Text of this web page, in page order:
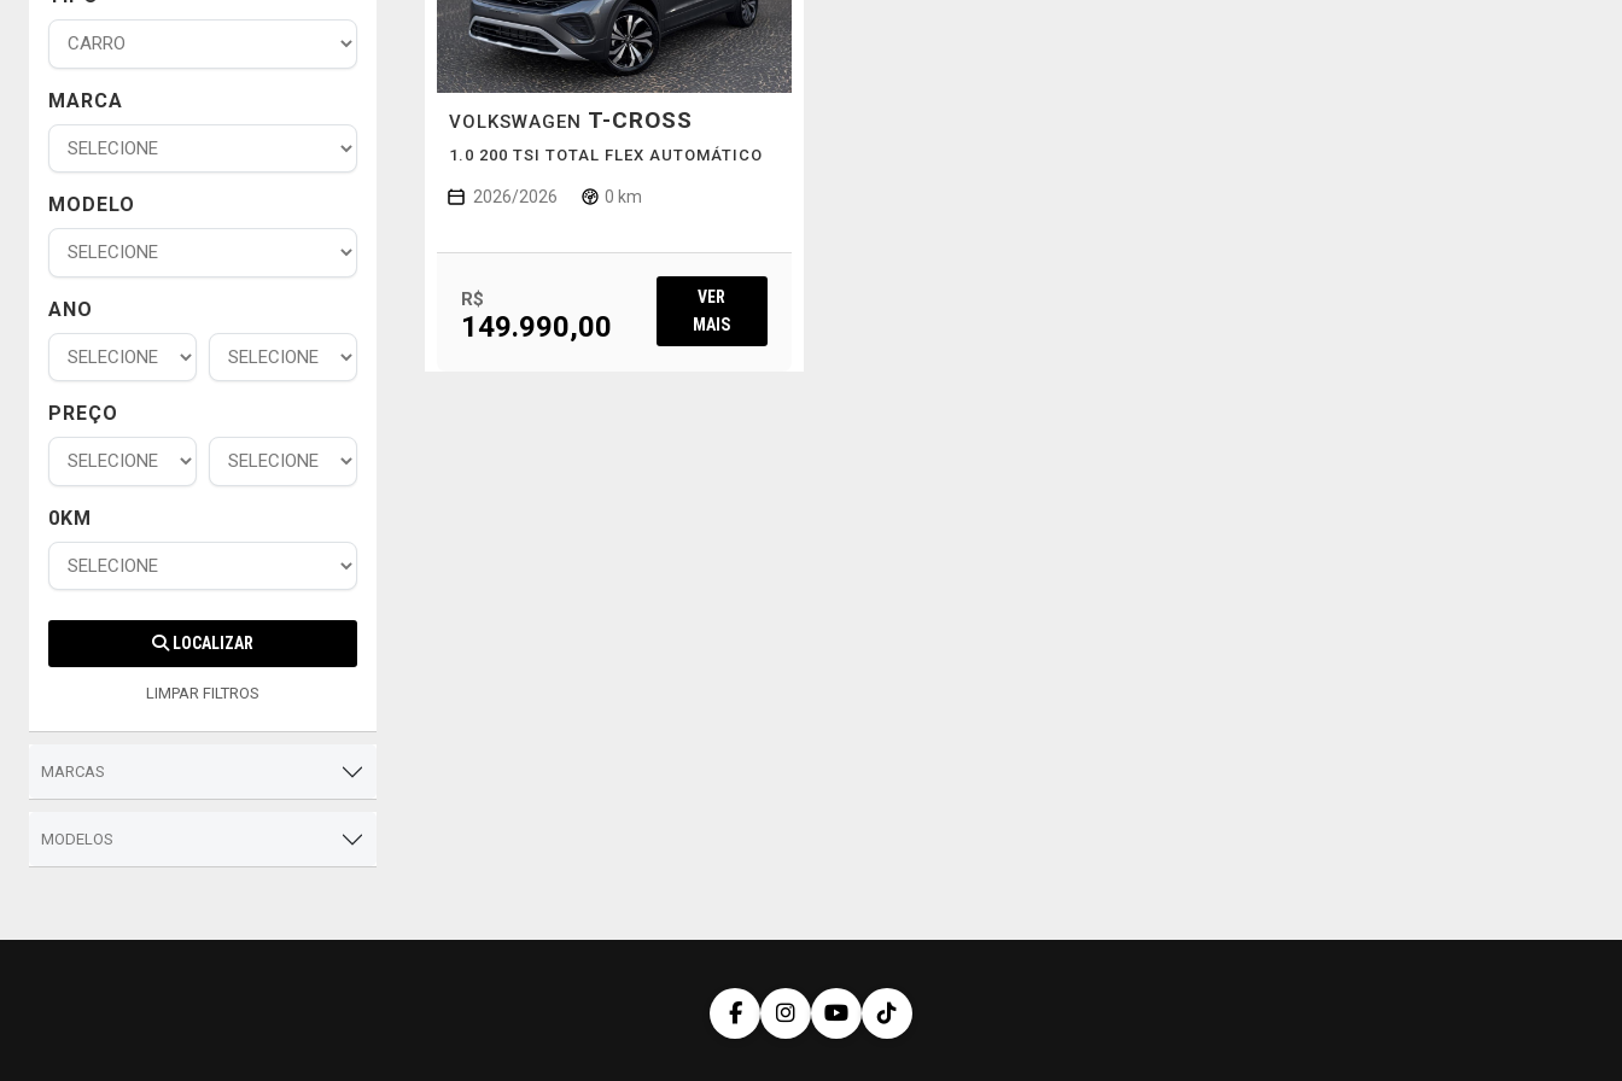
MARCA
MODELO
ANO
PREÇO
0KM
LOCALIZAR
LIMPAR FILTROS
MARCAS
MODELOS
VOLKSWAGEN T-CROSS
1.0 200 TSI TOTAL FLEX AUTOMÁTICO
2026/2026 0 km
R$
149.990,00
VER
MAIS